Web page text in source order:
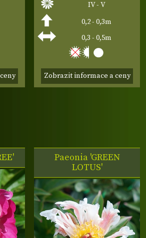
IV - V
0,2 - 0,3m
0,3 - 0,5m
Zobrazit informace a ceny
Paeonia 'GREEN
LOTUS'